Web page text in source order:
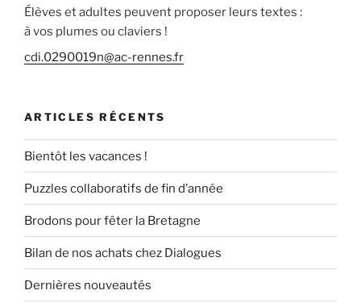
Élèves et adultes peuvent proposer leurs textes :
à vos plumes ou claviers !
cdi.0290019n@ac-rennes.fr
ARTICLES RÉCENTS
Bientôt les vacances !
Puzzles collaboratifs de fin d’année
Brodons pour fêter la Bretagne
Bilan de nos achats chez Dialogues
Dernières nouveautés